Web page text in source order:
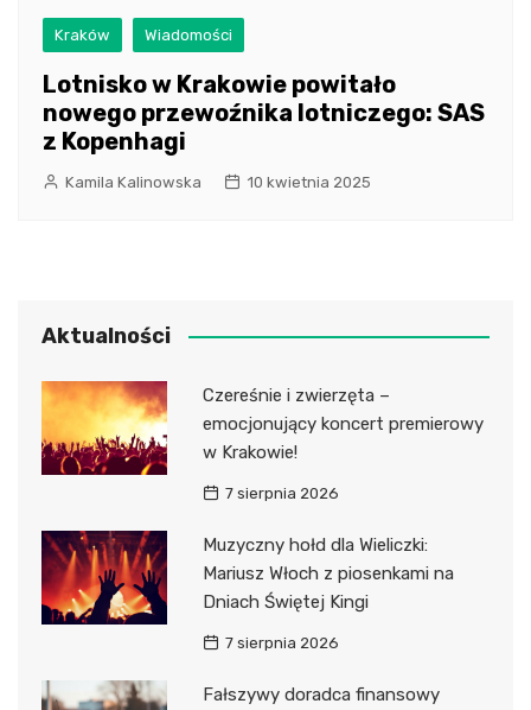
Kraków Wiadomości
Lotnisko w Krakowie powitało
nowego przewoźnika lotniczego: SAS
z Kopenhagi
Kamila Kalinowska 10 kwietnia 2025
Aktualności
Czereśnie i zwierzęta –
emocjonujący koncert premierowy
w Krakowie!
7 sierpnia 2026
Muzyczny hołd dla Wieliczki:
Mariusz Włoch z piosenkami na
Dniach Świętej Kingi
7 sierpnia 2026
Fałszywy doradca finansowy